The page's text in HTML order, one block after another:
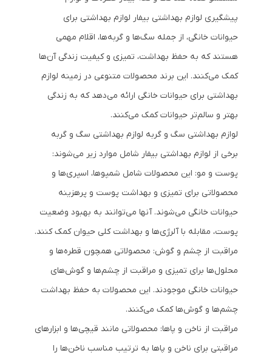
پیشگیری لوازم بهداشتی بیفار لوازم بهداشتی برای
حیوانات خانگی، از جمله سگ‌ها و گربه‌ها، اقلام مهمی
هستند که به حفظ بهداشت، تمیزی و کیفیت زندگی آن‌ها
کمک می‌کنند. این برند محصولات متنوعی در زمینه لوازم
بهداشتی برای حیوانات خانگی ارائه می‌دهد که به زندگی
بهتر و سالم‌تر حیوانات کمک می‌کنند.
لوازم بهداشتی سگ و گربه لوازم بهداشتی سگ و گربه
برخی از لوازم بهداشتی بیفار شامل موارد زیر می‌شوند:
پوست و مو: این محصولات شامل شمپوها، اسپری‌ها و
محصولاتی برای تمیزی و بهداشت پوست و پرهزینه
حیوانات خانگی می‌شوند. آنها می‌توانند به بهبود وضعیت
پوست، مقابله با آلرژی‌ها و بهداشت کلی حیوان کمک کنند.
مراقبت از چشم و گوش: محصولاتی همچون قطره‌ها و
محلول‌ها برای تمیزی و مراقبت از چشم‌ها و گوش‌های
حیوانات خانگی موجودند. این محصولات به حفظ بهداشت
چشم‌ها و گوش‌ها کمک می‌کنند.
مراقبت از ناخن و پاها: محصولاتی مانند قیچی‌ها و ابزارهای
مراقبتی برای ناخن و پاها به ترتیب مناسب ناخن‌ها را